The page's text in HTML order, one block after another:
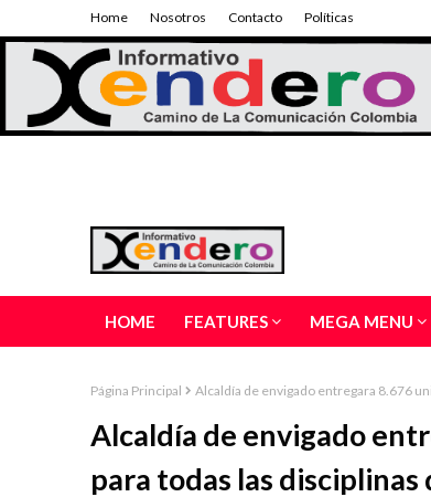
Home Nosotros Contacto Políticas
HOME FEATURES MEGA MENU
Página Principal Alcaldía de envigado entregara 8.676
Alcaldía de envigado
para todas las